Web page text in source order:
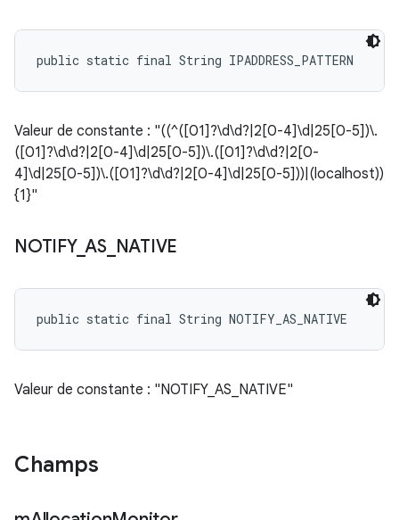
public static final String IPADDRESS_PATTERN
Valeur de constante : "((^([01]?\d\d?|2[0-4]\d|25[0-5])\.
([01]?\d\d?|2[0-4]\d|25[0-5])\.([01]?\d\d?|2[0-
4]\d|25[0-5])\.([01]?\d\d?|2[0-4]\d|25[0-5]))|(localhost))
{1}"
NOTIFY_AS_ NATIVE
public static final String NOTIFY_AS_NATIVE
Valeur de constante : "NOTIFY_AS_NATIVE"
Champs